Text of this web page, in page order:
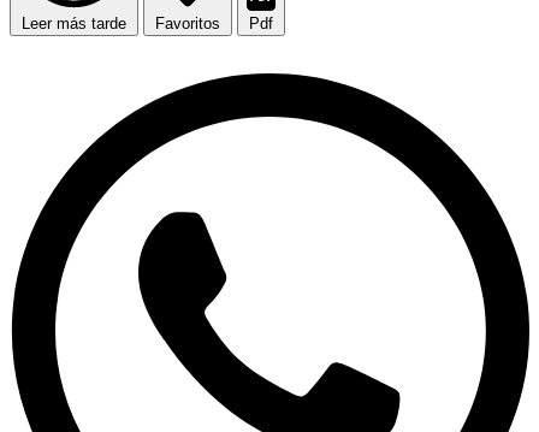
Leer más tarde Favoritos Pdf